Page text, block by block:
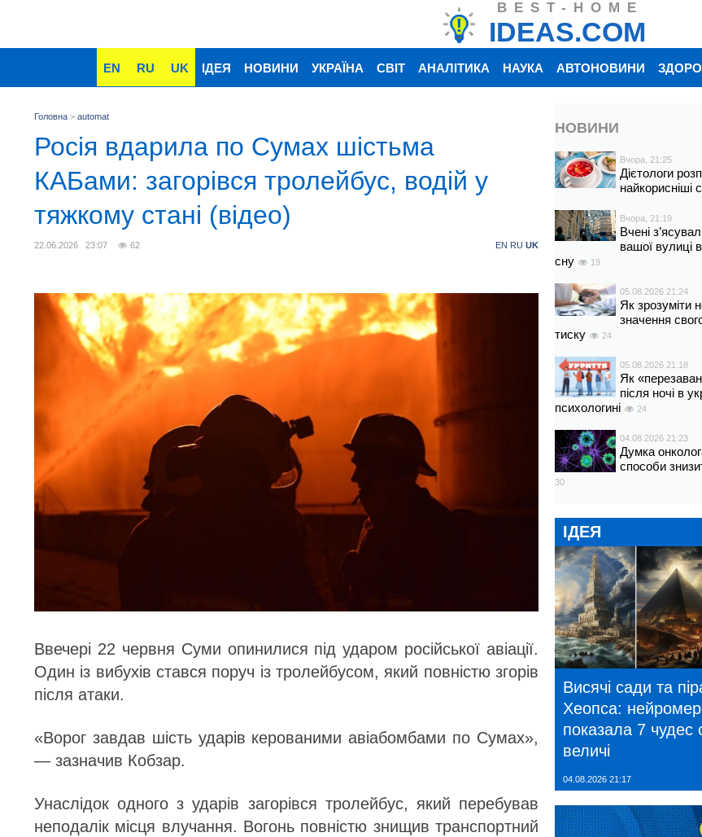
BEST-HOME
IDEAS.COM
EN RU UK ІДЕЯ НОВИНИ УКРАЇНА СВІТ АНАЛІТИКА НАУКА АВТОНОВИНИ
Головна > automat
Росія вдарила по Сумах шістьма
КАБами: загорівся тролейбус, водій у
тяжкому стані (відео)
22.06.2026 23:07 62 EN RU UK
Ввечері 22 червня Суми опинилися під ударом російської авіації.
Один із вибухів стався поруч із тролейбусом, який повністю згорів
після атаки.
«Ворог завдав шість ударів керованими авіабомбами по Сумах»,
— зазначив Кобзар.
Унаслідок одного з ударів загорівся тролейбус, який перебував
неподалік місця влучання. Вогонь повністю знищив транспортний
НОВИНИ
Вчора, 21:25
Дієтологи
найкорисніші
Вчора, 21:19
Вчені
вашої вулиці
сну
19
05.08.2026 21:24
Як зрозуміти
значення
тиску
24
05.08.2026 21:18
Як
після ночі в
психологині
24
04.08.2026 21:23
Думка
способи
30
ІДЕЯ
Висячі сади та
Хеопса:
показала 7 чудес
величі
04.08.2026 21:17